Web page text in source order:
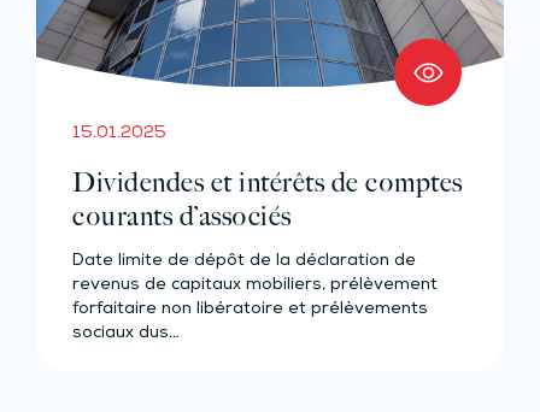
15.01.2025
Dividendes et intérêts de comptes
courants d’associés
Date limite de dépôt de la déclaration de
revenus de capitaux mobiliers, prélèvement
forfaitaire non libératoire et prélèvements
sociaux dus…